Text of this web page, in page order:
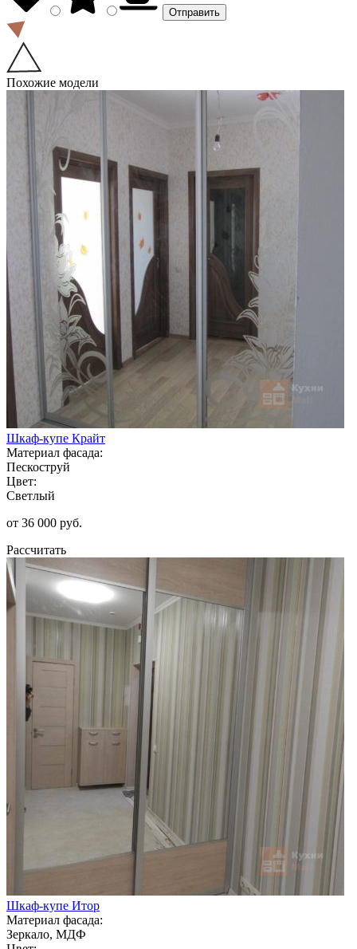
Похожие модели
Шкаф-купе Крайт
Материал фасада:
Пескоструй
Цвет:
Светлый
от 36 000 руб.
Рассчитать
Шкаф-купе Итор
Материал фасада:
Зеркало, МДФ